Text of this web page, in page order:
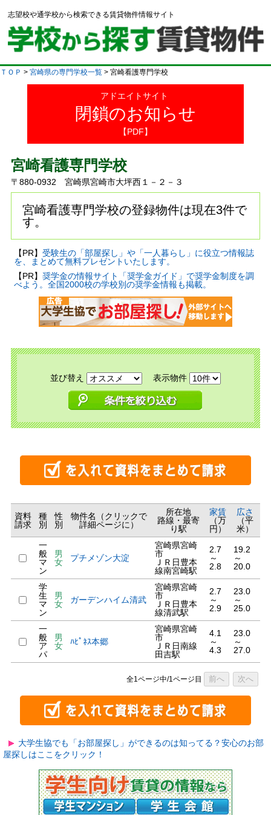
志望校や通学校から検索できる賃貸物件情報サイト
ＴＯＰ > 宮崎県の専門学校一覧 > 宮崎看護専門学校
アドエイトサイト
閉鎖のお知らせ
【PDF】
宮崎看護専門学校
〒880-0932 宮崎県宮崎市大坪西１－２－３
宮崎看護専門学校の登録物件は現在3件で
す。
【PR】 受験生の「部屋探し」や「一人暮らし」に役立つ情報誌
を、まとめて無料プレゼントいたします。
【PR】 奨学金の情報サイト「奨学金ガイド」で奨学金制度を調
べよう。全国2000校の学校別の奨学金情報も掲載。
並び替え 表示物件
資料
請求
種
別
性
別
物件名（クリックで
詳細ページに）
所在地
路線・最寄
り駅
家賃
（万
円）
広さ
（平
米）
一
般
マ
ン
男
女
プチメゾン大淀
宮崎県宮崎
市
ＪＲ日豊本
線南宮崎駅
2.7
～
2.8
19.2
～
20.0
学
生
マ
ン
男
女
ガーデンハイム清武
宮崎県宮崎
市
ＪＲ日豊本
線清武駅
2.7
～
2.9
23.0
～
25.0
一
般
ア
パ
男
女
ﾊﾋﾟﾈｽ本郷
宮崎県宮崎
市
ＪＲ日南線
田吉駅
4.1
～
4.3
23.0
～
27.0
全1ページ中/1ページ目 前へ 次へ
大学生協でも「お部屋探し」ができるのは知ってる？安心のお部
屋探しはここをクリック！